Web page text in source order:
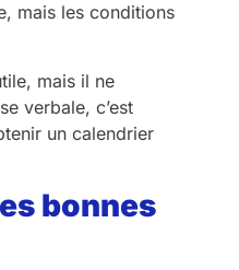
mais les conditions
mais il ne
verbale, c’est
un calendrier
bonnes